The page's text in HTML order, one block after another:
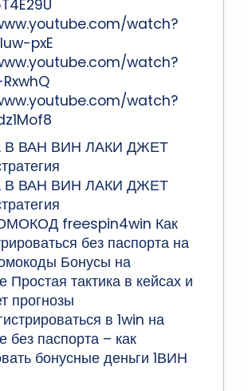
watch?
pxE
watch?
watch?
ВАН ВИН ЛАКИ ДЖЕТ
ВАН ВИН ЛАКИ ДЖЕТ
freespin4win Как
без паспорта на
Бонусы на
Простая тактика в кейсах и
прогнозы
в 1win на
без паспорта – как
бонусные деньги 1ВИН